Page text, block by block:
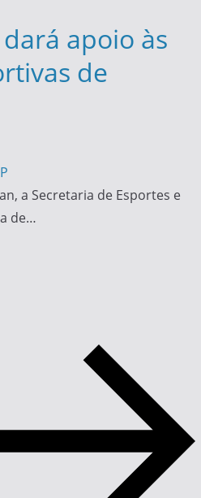
apoio às
de
a Secretaria de Esportes e
de…